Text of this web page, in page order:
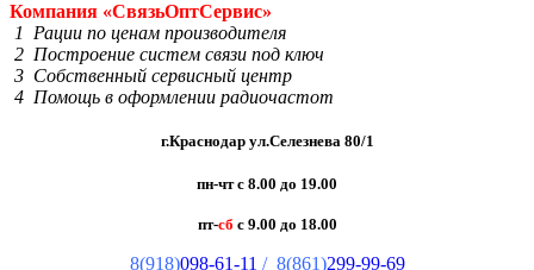
Компания «СвязьОптСервис»
1 Рации по ценам производителя
2 Построение систем связи под ключ
3 Собственный сервисный центр
4 Помощь в оформлении радиочастот
г.Краснодар ул.Селезнева 80/1
пн-чт с 8.00 до 19.00
пт-сб с 9.00 до 18.00
8(918)098-61-11 / 8(861)299-99-69